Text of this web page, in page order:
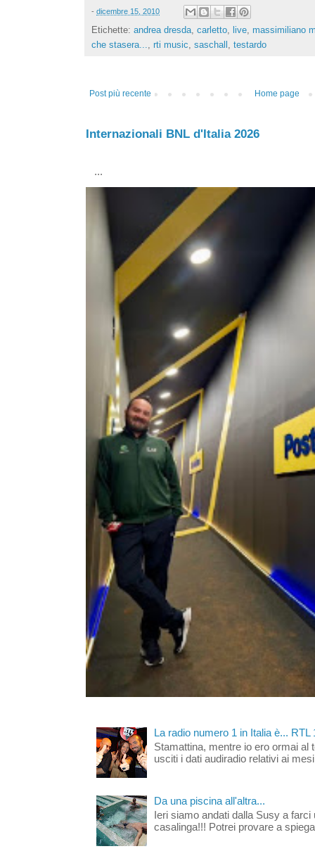
- dicembre 15, 2010
Etichette: andrea dresda, carletto, live, massimiliano
che stasera..., rti music, saschall , testardo
Post più recente Home page
Internazionali BNL d'Italia 2026
...
La radio numero 1 in Italia è... RTL
Stamattina, mentre io ero ormai al
usciti i dati audiradio relativi ai
Da una piscina all'altra...
Ieri siamo andati dalla Susy a
casalinga!!! Potrei provare a